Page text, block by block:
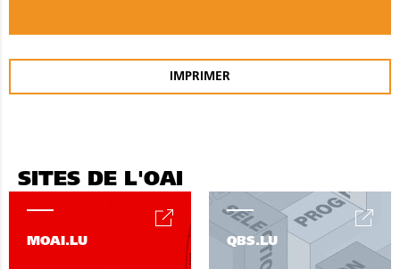
IMPRIMER
SITES DE L'OAI
MOAI.LU QBS.LU